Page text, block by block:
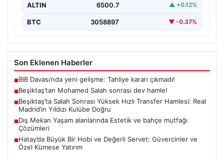
ALTIN 6500.7 ▲ +0.12%
BTC 3058897 ▼ -0.37%
Son Eklenen Haberler
■İBB Davası’nda yeni gelişme: Tahliye kararı çıkmadı!
■Beşiktaş’tan Mohamed Salah sonrası dev hamle!
■Beşiktaş’ta Salah Sonrası Yüksek Hızlı Transfer Hamlesi: Real
Madrid’in Yıldızı Kulübe Doğru
■Dış Mekan Yaşam alanlarında Estetik ve bahçe mutfağı
Çözümleri
■Hatay’da Büyük Bir Hobi ve Değerli Servet: Güvercinler ve
Özel Kümese Yatırım